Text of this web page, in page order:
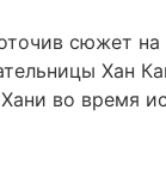
сюжет
Хан
во время